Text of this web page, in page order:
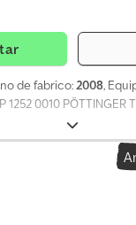
de fabrico:2008,
1252 0010 PÖTTINGER
8,00 - 12,50 m, 0040 4
13 braços de dentes
hidráulico da